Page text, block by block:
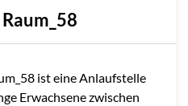
ist eine Anlaufstelle
Erwachsene zwischen